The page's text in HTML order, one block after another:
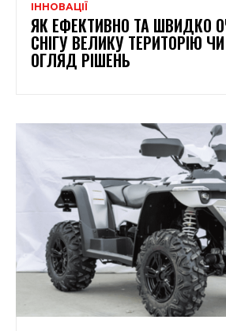
ІННОВАЦІЇ
ЯК ЕФЕКТИВНО ТА ШВИДКО
СНІГУ ВЕЛИКУ ТЕРИТОРІЮ
ОГЛЯД РІШЕНЬ